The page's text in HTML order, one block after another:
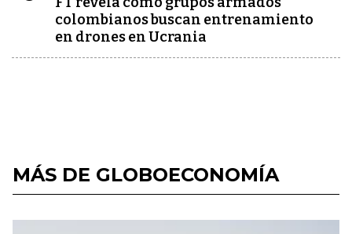
colombianos buscan entrenamiento
en drones en Ucrania
MÁS DE GLOBOECONOMÍA